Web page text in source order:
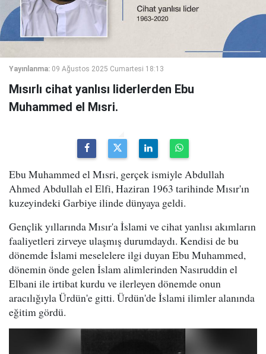
Yayınlanma: 09 Ağustos 2025 Cumartesi 18:13
Mısırlı cihat yanlısı liderlerden Ebu
Muhammed el Mısri.
Ebu Muhammed el Mısri, gerçek ismiyle Abdullah
Ahmed Abdullah el Elfi, Haziran 1963 tarihinde Mısır'ın
kuzeyindeki Garbiye ilinde dünyaya geldi.
Gençlik yıllarında Mısır'a İslami ve cihat yanlısı akımların
faaliyetleri zirveye ulaşmış durumdaydı. Kendisi de bu
dönemde İslami meselelere ilgi duyan Ebu Muhammed,
dönemin önde gelen İslam alimlerinden Nasıruddin el
Elbani ile irtibat kurdu ve ilerleyen dönemde onun
aracılığıyla Ürdün'e gitti. Ürdün'de İslami ilimler alanında
eğitim gördü.